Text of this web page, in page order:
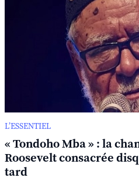
L’ESSENTIEL
« Tondoho Mba » : la
Roosevelt consacrée
tard